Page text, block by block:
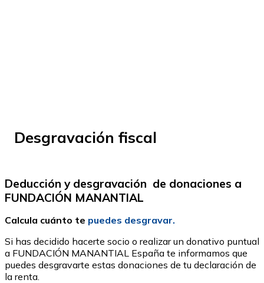
Desgravación fiscal
Deducción y desgravación de donaciones a
FUNDACIÓN MANANTIAL
Calcula cuánto te puedes desgravar.
Si has decidido hacerte socio o realizar un donativo puntual
a FUNDACIÓN MANANTIAL España te informamos que
puedes desgravarte estas donaciones de tu declaración de
la renta.